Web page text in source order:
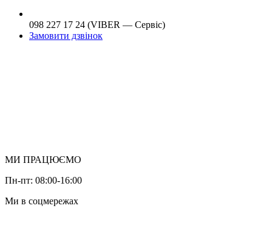
098 227 17 24 (VIBER — Сервіс)
Замовити дзвінок
МИ ПРАЦЮЄМО
Пн-пт: 08:00-16:00
Ми в соцмережах